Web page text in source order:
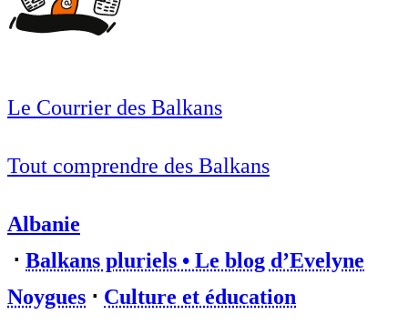
Le Courrier des Balkans
Tout comprendre des Balkans
Albanie
⋅ Balkans pluriels • Le blog d’Evelyne
Noygues ⋅ Culture et éducation